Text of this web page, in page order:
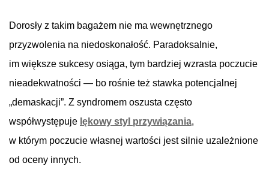
Dorosły z takim bagażem nie ma wewnętrznego
przyzwolenia na niedoskonałość. Paradoksalnie,
im większe sukcesy osiąga, tym bardziej wzrasta poczucie
nieadekwatności — bo rośnie też stawka potencjalnej
„demaskacji”. Z syndromem oszusta często
współwystępuje lękowy styl przywiązania,
w którym poczucie własnej wartości jest silnie uzależnione
od oceny innych.